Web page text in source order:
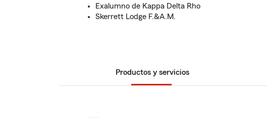
Exalumno de Kappa Delta Rho
Skerrett Lodge F.&A.M.
Productos y servicios